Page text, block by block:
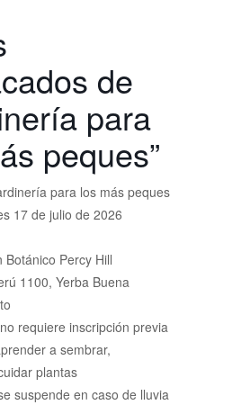
de
para
peques”
para los más peques
17 de julio de 2026
Botánico Percy Hill
1100, Yerba Buena
no requiere inscripción previa
a sembrar,
plantas
suspende en caso de lluvia